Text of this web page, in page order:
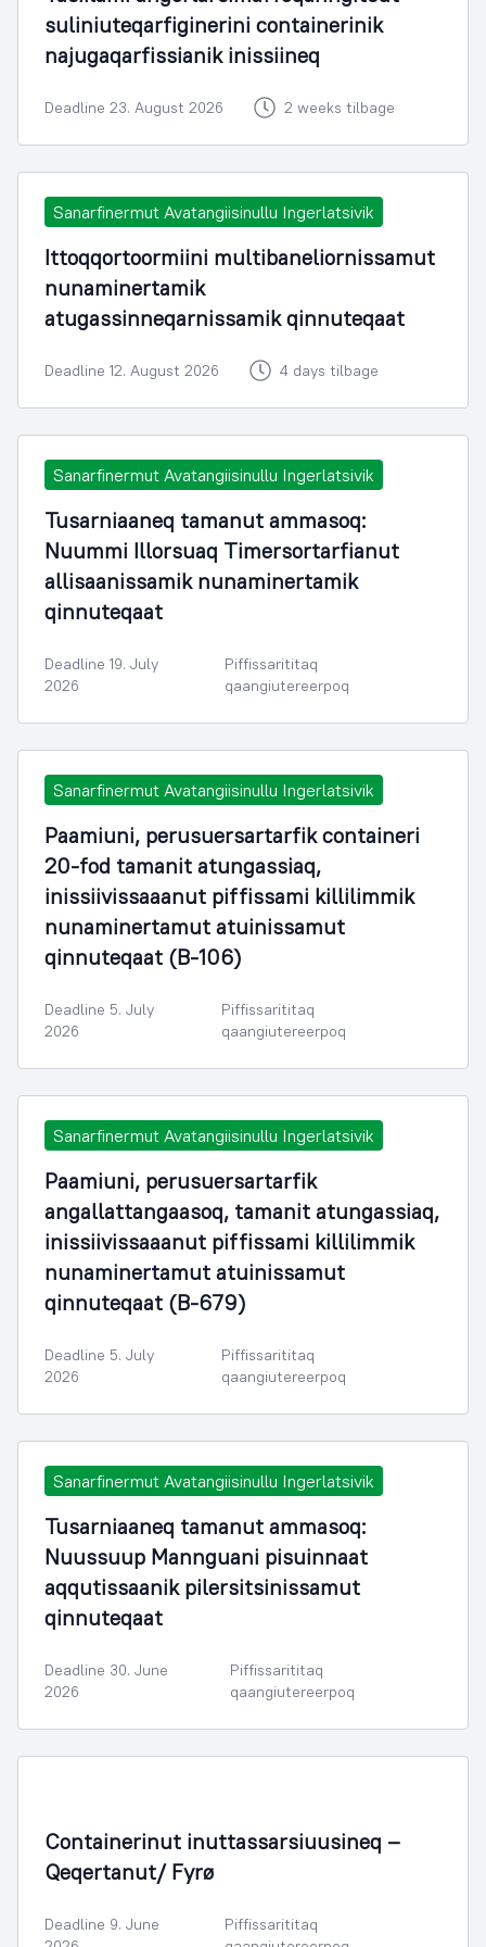
suliniuteqarfiginerini containerinik
najugaqarfissianik inissiineq
Deadline 23. August 2026 2 weeks tilbage
Sanarfinermut Avatangiisinullu Ingerlatsivik
Ittoqqortoormiini multibaneliornissamut
nunaminertamik
atugassinneqarnissamik qinnuteqaat
Deadline 12. August 2026 4 days tilbage
Sanarfinermut Avatangiisinullu Ingerlatsivik
Tusarniaaneq tamanut ammasoq:
Nuummi Illorsuaq Timersortarfianut
allisaanissamik nunaminertamik
qinnuteqaat
Deadline 19. July
2026
Piffissarititaq
qaangiutereerpoq
Sanarfinermut Avatangiisinullu Ingerlatsivik
Paamiuni, perusuersartarfik containeri
20-fod tamanit atungassiaq,
inissiivissaaanut piffissami killilimmik
nunaminertamut atuinissamut
qinnuteqaat (B-106)
Deadline 5. July
2026
Piffissarititaq
qaangiutereerpoq
Sanarfinermut Avatangiisinullu Ingerlatsivik
Paamiuni, perusuersartarfik
angallattangaasoq, tamanit atungassiaq,
inissiivissaaanut piffissami killilimmik
nunaminertamut atuinissamut
qinnuteqaat (B-679)
Deadline 5. July
2026
Piffissarititaq
qaangiutereerpoq
Sanarfinermut Avatangiisinullu Ingerlatsivik
Tusarniaaneq tamanut ammasoq:
Nuussuup Mannguani pisuinnaat
aqqutissaanik pilersitsinissamut
qinnuteqaat
Deadline 30. June
2026
Piffissarititaq
qaangiutereerpoq
Containerinut inuttassarsiuusineq –
Qeqertanut/ Fyrø
Deadline 9. June
Piffissarititaq